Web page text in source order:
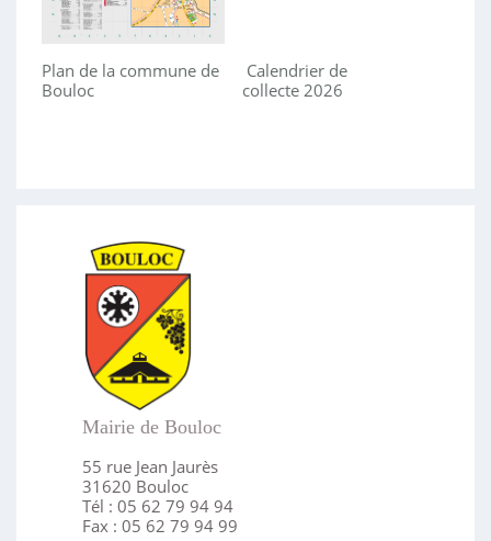
Plan de la commune de
Bouloc
Calendrier de
collecte 2026
Mairie de Bouloc
55 rue Jean Jaurès
31620 Bouloc
Tél : 05 62 79 94 94
Fax : 05 62 79 94 99